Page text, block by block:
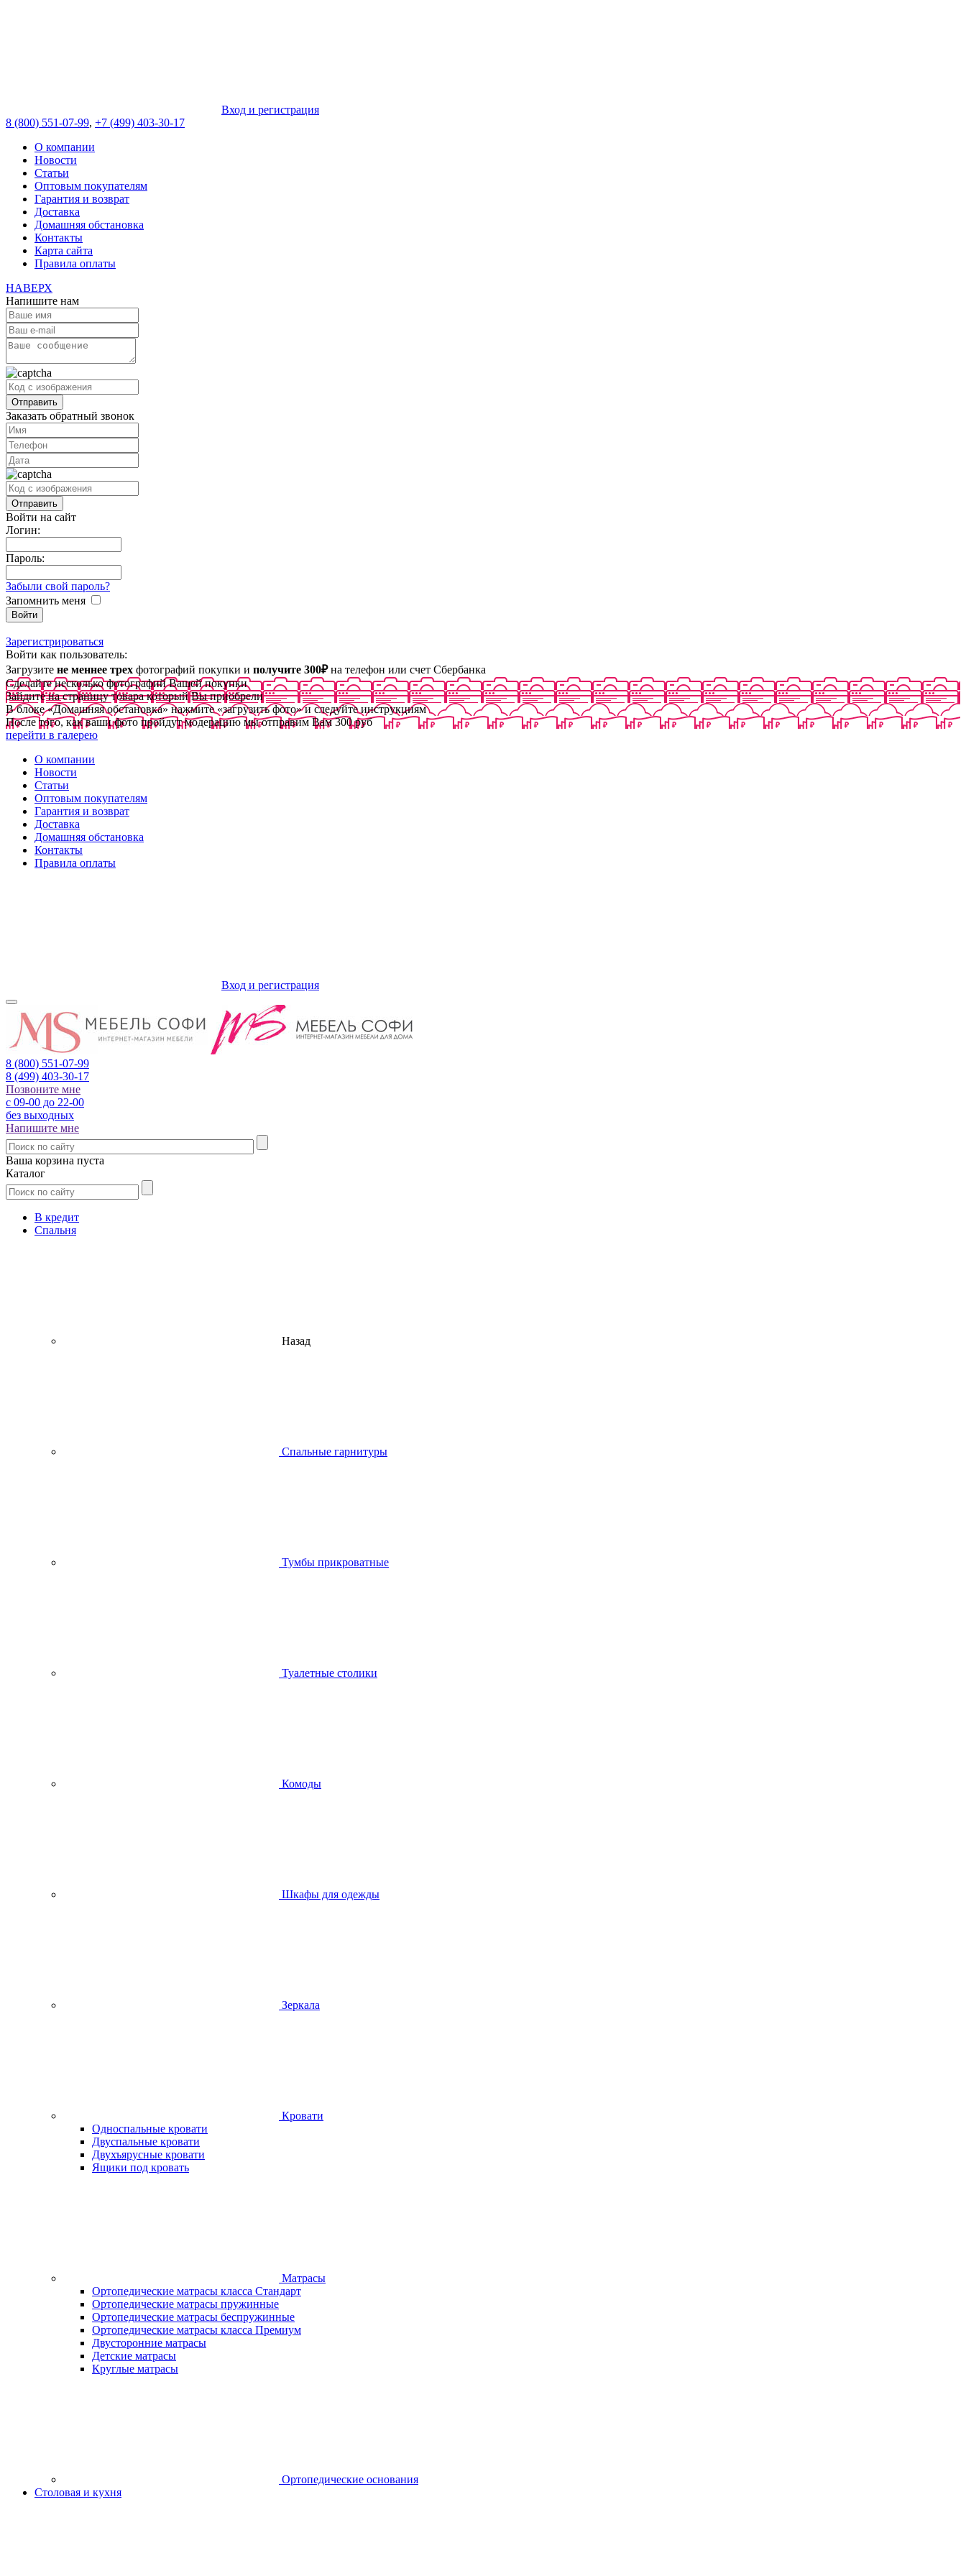
Вход и регистрация
8 (800) 551-07-99, +7 (499) 403-30-17
О компании
Новости
Статьи
Оптовым покупателям
Гарантия и возврат
Доставка
Домашняя обстановка
Контакты
Карта сайта
Правила оплаты
НАВЕРХ
Напишите нам
Заказать обратный звонок
Войти на сайт
Логин:
Пароль:
Забыли свой пароль?
Запомнить меня
Зарегистрироваться
Войти как пользователь:
Загрузите не меннее трех фотографий покупки и получите 300₽на телефон или счет Сбербанка
Сделайте несколько фотографий Вашей покупки
Зайдите на страницу товара который Вы приобрели
В блоке «Домашняя обстановка» нажмите «загрузить фото» и следуйте инструкциям
После того, как ваши фото пройдут модерацию мы отправим Вам 300 руб
перейти в галерею
О компании
Новости
Статьи
Оптовым покупателям
Гарантия и возврат
Доставка
Домашняя обстановка
Контакты
Правила оплаты
Вход и регистрация
8 (800) 551-07-99
8 (499) 403-30-17
Позвоните мне
с 09-00 до 22-00
без выходных
Напишите мне
Ваша корзина пуста
Каталог
В кредит
Спальня
Назад
Спальные гарнитуры
Тумбы прикроватные
Туалетные столики
Комоды
Шкафы для одежды
Зеркала
Кровати
Односпальные кровати
Двуспальные кровати
Двухъярусные кровати
Ящики под кровать
Матрасы
Ортопедические матрасы класса Стандарт
Ортопедические матрасы пружинные
Ортопедические матрасы беспружинные
Ортопедические матрасы класса Премиум
Двусторонние матрасы
Детские матрасы
Круглые матрасы
Ортопедические основания
Столовая и кухня